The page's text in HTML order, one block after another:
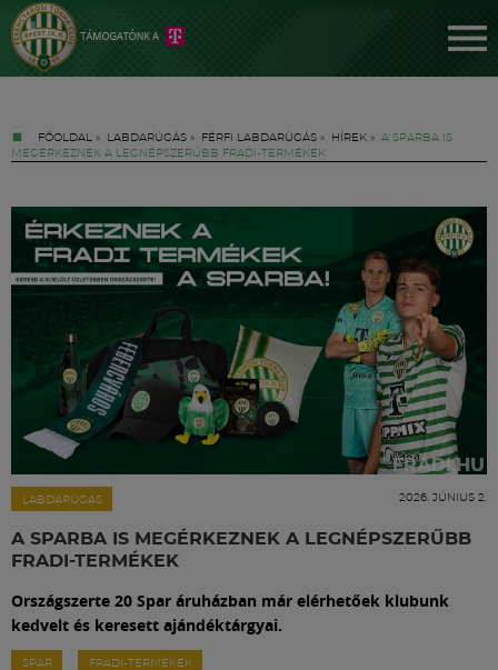
FŐOLDAL » LABDARÚGÁS » FÉRFI LABDARÚGÁS » HÍREK » A SPARBA IS
MEGÉRKEZNEK A LEGNÉPSZERŰBB FRADI-TERMÉKEK
LABDARÚGÁS 2026. JÚNIUS 2.
A SPARBA IS MEGÉRKEZNEK A LEGNÉPSZERŰBB
FRADI-TERMÉKEK
Országszerte 20 Spar áruházban már elérhetőek klubunk
kedvelt és keresett ajándéktárgyai.
SPAR FRADI-TERMÉKEK
FM YouTube +
Hírek
Labdarúgás
Meccscenter